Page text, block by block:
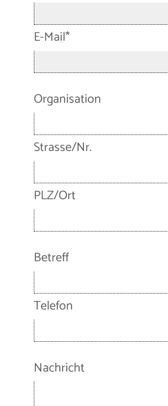
E-Mail*
Organisation
Strasse/Nr.
PLZ/Ort
Betreff
Telefon
Nachricht